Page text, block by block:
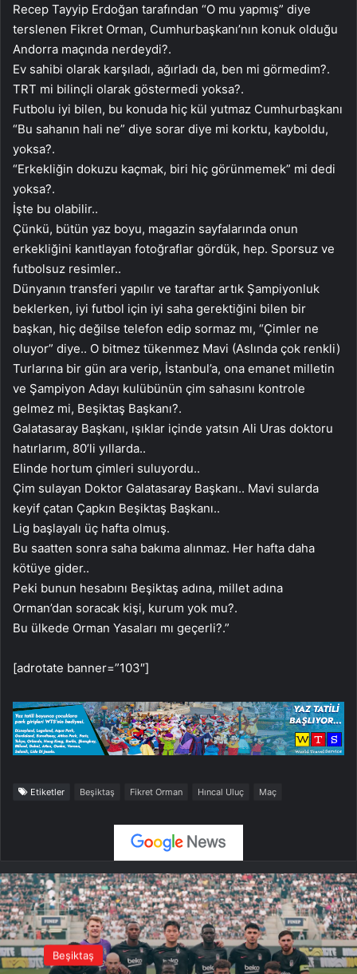
Recep Tayyip Erdoğan tarafından “O mu yapmış” diye
terslenen Fikret Orman, Cumhurbaşkanı’nın konuk olduğu
Andorra maçında nerdeydi?.
Ev sahibi olarak karşıladı, ağırladı da, ben mi görmedim?.
TRT mi bilinçli olarak göstermedi yoksa?.
Futbolu iyi bilen, bu konuda hiç kül yutmaz Cumhurbaşkanı
“Bu sahanın hali ne” diye sorar diye mi korktu, kayboldu,
yoksa?.
“Erkekliğin dokuzu kaçmak, biri hiç görünmemek” mi dedi
yoksa?.
İşte bu olabilir..
Çünkü, bütün yaz boyu, magazin sayfalarında onun
erkekliğini kanıtlayan fotoğraflar gördük, hep. Sporsuz ve
futbolsuz resimler..
Dünyanın transferi yapılır ve taraftar artık Şampiyonluk
beklerken, iyi futbol için iyi saha gerektiğini bilen bir
başkan, hiç değilse telefon edip sormaz mı, “Çimler ne
oluyor” diye.. O bitmez tükenmez Mavi (Aslında çok renkli)
Turlarına bir gün ara verip, İstanbul’a, ona emanet milletin
ve Şampiyon Adayı kulübünün çim sahasını kontrole
gelmez mi, Beşiktaş Başkanı?.
Galatasaray Başkanı, ışıklar içinde yatsın Ali Uras doktoru
hatırlarım, 80’li yıllarda..
Elinde hortum çimleri suluyordu..
Çim sulayan Doktor Galatasaray Başkanı.. Mavi sularda
keyif çatan Çapkın Beşiktaş Başkanı..
Lig başlayalı üç hafta olmuş.
Bu saatten sonra saha bakıma alınmaz. Her hafta daha
kötüye gider..
Peki bunun hesabını Beşiktaş adına, millet adına
Orman’dan soracak kişi, kurum yok mu?.
Bu ülkede Orman Yasaları mı geçerli?.”
[adrotate banner=”103″]
Etiketler Beşiktaş Fikret Orman Hıncal Uluç Maç
Beşiktaş